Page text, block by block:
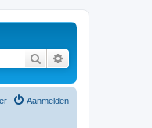
Zoek
Aanmelden